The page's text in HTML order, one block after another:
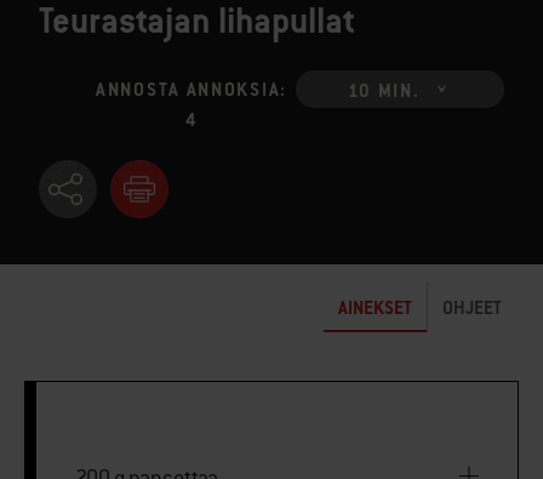
Teurastajan lihapullat
ANNOSTA ANNOKSIA:
4
10 MIN.
AINEKSET OHJEET